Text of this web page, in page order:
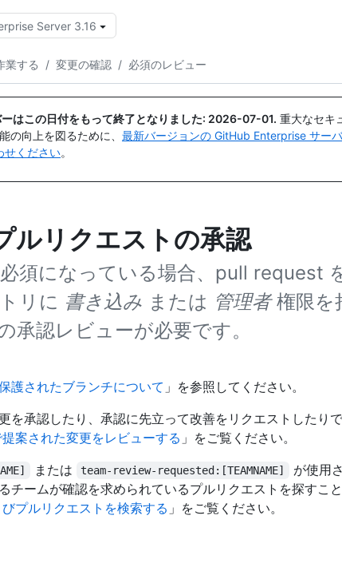
Server 3.16
業する / 変更の確認 / 必須のレビュー
はこの日付をもって終了となりました: 2026-07-01. 重大なセキ
の向上を図るために、 最新バージョンの GitHub Enterprise サー
せください。
ルリクエストの承認
須になっている場合、pull request
リに 書き込み または 管理者権限を
承認レビューが必要です。
護されたブランチについて 」を参照してください。
を承認したり、承認に先立って改善をリクエストしたり
案された変更をレビューする 」をご覧ください。
または team-review-requested:[TEAMNAME]
が使用さ
チームが確認を求められているプルリクエストを探すこ
プルリクエストを検索する 」をご覧ください。